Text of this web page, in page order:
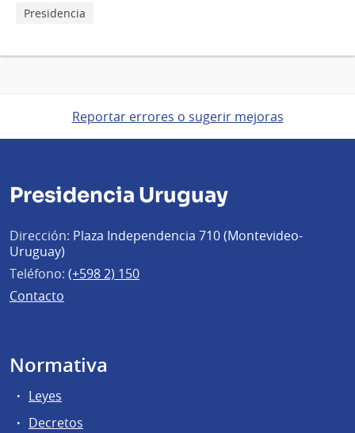
Presidencia
Reportar errores o sugerir mejoras
Presidencia Uruguay
Dirección: Plaza Independencia 710 (Montevideo-
Uruguay)
Teléfono: (+598 2) 150
Contacto
Normativa
Leyes
Decretos